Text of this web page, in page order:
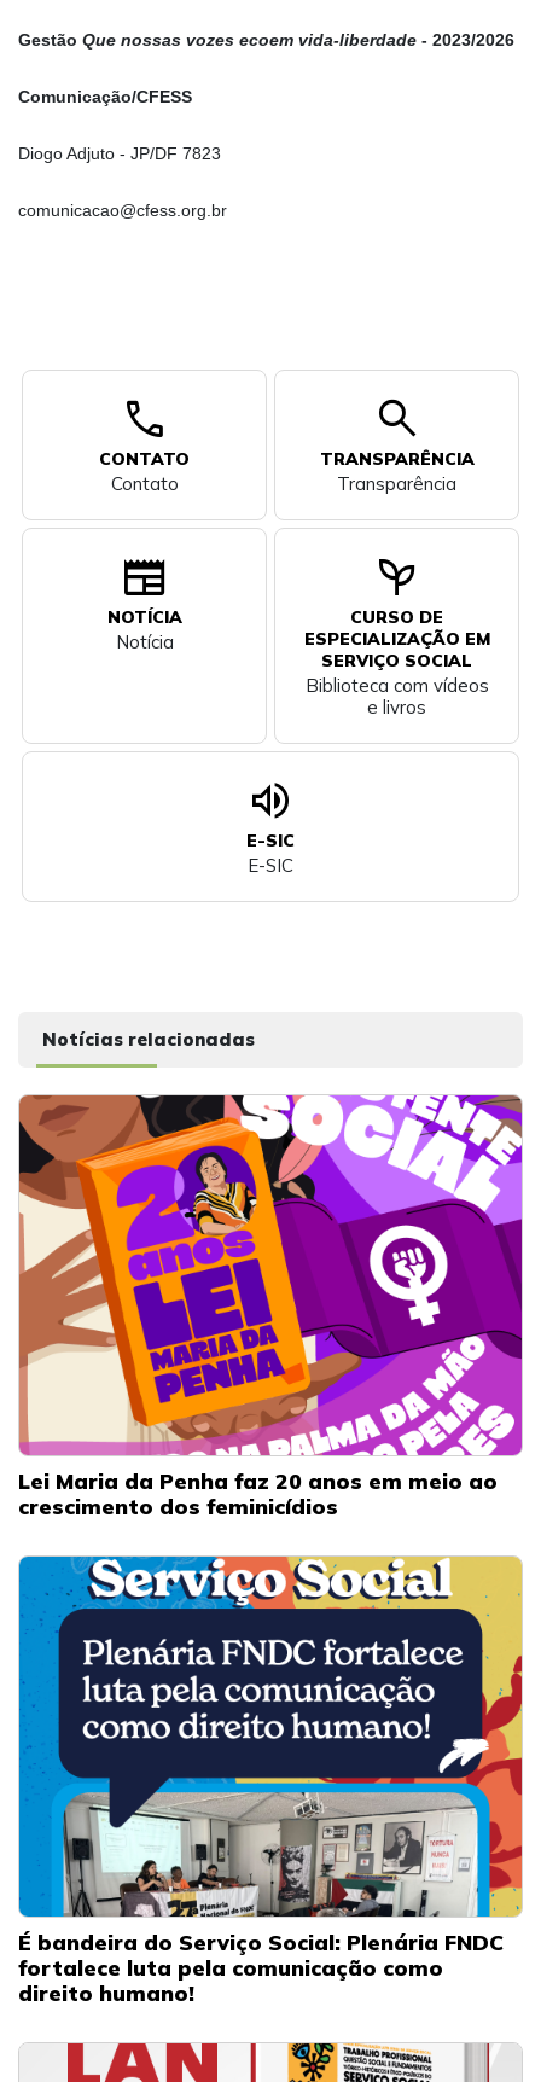
Gestão Que nossas vozes ecoem vida-liberdade - 2023/2026
Comunicação/CFESS
Diogo Adjuto - JP/DF 7823
comunicacao@cfess.org.br
call
CONTATO
Contato
search
TRANSPARÊNCIA
Transparência
newspaper
NOTÍCIA
Notícia
psychiatry
CURSO DE
ESPECIALIZAÇÃO EM
SERVIÇO SOCIAL
Biblioteca com vídeos
e livros
volume_up
E-SIC
E-SIC
Notícias relacionadas
Lei Maria da Penha faz 20 anos em meio ao
crescimento dos feminicídios
É bandeira do Serviço Social: Plenária FNDC
fortalece luta pela comunicação como
direito humano!